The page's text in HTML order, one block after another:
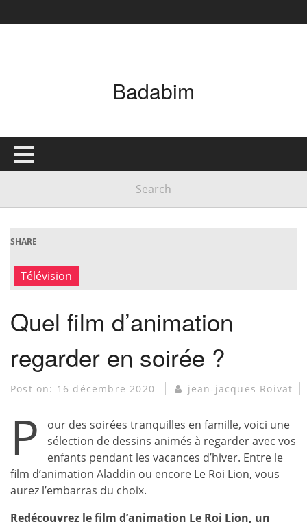
Badabim
SHARE
Télévision
Quel film d’animation
regarder en soirée ?
Post on: 16 décembre 2020 jean-jacques Roivat
P
our des soirées tranquilles en famille, voici une
sélection de dessins animés à regarder avec vos
enfants pendant les vacances d’hiver. Entre le
film d’animation Aladdin ou encore Le Roi Lion, vous
aurez l’embarras du choix.
Redécouvrez le film d’animation Le Roi Lion, un